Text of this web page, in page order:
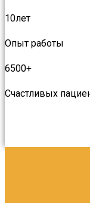
10лет
Опыт работы
6500+
Счастливых